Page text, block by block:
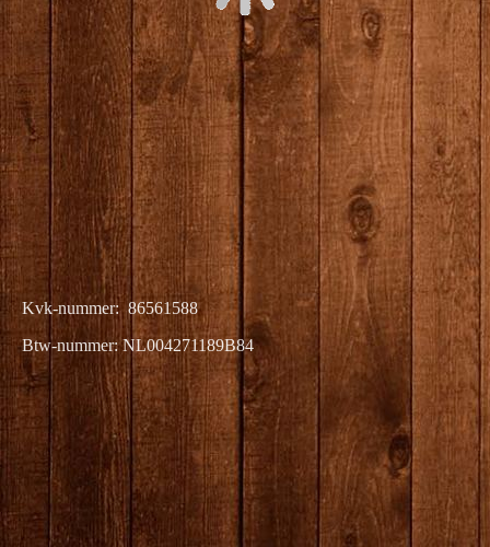
iedereen is op zijn manier
mooi!
Fotoproducten